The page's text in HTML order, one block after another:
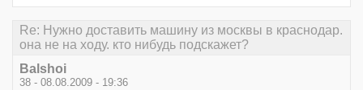
Re: Нужно доставить машину из москвы в краснодар.
она не на ходу. кто нибудь подскажет?
Balshoi
38 - 08.08.2009 - 19:36